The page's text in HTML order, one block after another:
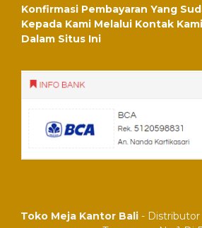
Konfirmasi Pembayaran Yang
Kepada Kami Melalui Kontak
Dalam Situs Ini
Toko Meja Kantor Bali- Distributor